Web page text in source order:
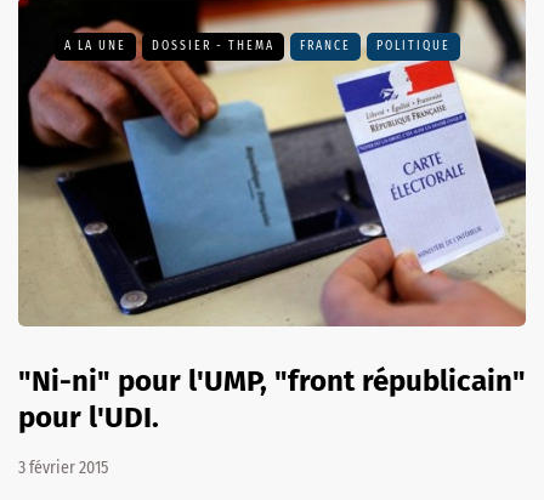
A LA UNE DOSSIER - THEMA FRANCE POLITIQUE
"Ni-ni" pour l'UMP, "front républicain"
pour l'UDI.
3 février 2015